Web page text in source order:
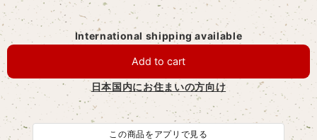
International shipping available
Add to cart
日本国内にお住まいの方向け
この商品をアプリで見る